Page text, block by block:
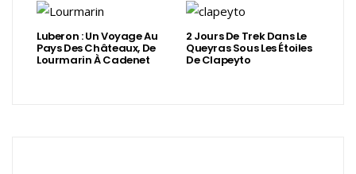
Luberon : Un Voyage Au
Pays Des Châteaux, De
Lourmarin À Cadenet
2 Jours De Trek Dans Le
Queyras Sous Les Étoiles
De Clapeyto